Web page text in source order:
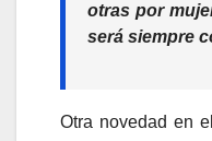
otras por
será siempre
Otra novedad en